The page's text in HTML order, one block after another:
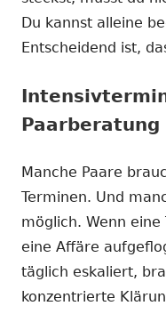
Du kannst alleine
Entscheidend ist,
Paarberatung
Manche Paare
Terminen. Und
möglich. Wenn
eine Affäre
täglich eskaliert,
konzentrierte